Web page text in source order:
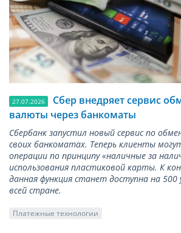
27.07.2026
Сбер внедряет сервис
валюты через банкоматы
Сбербанк запустил новый сервис по
своих банкоматах. Теперь клиенты
операции по принципу «наличные за
использования пластиковой карты. К
данная функция станет доступна на
всей стране.
Платежные технологии